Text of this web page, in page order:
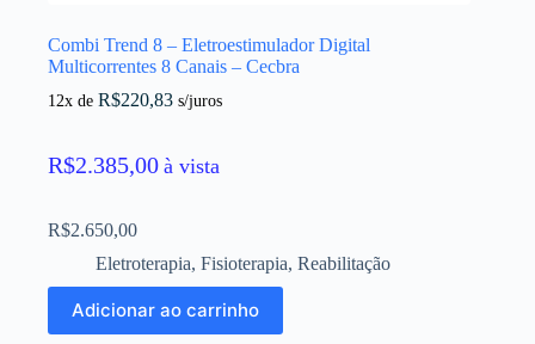
Combi Trend 8 – Eletroestimulador Digital
Multicorrentes 8 Canais – Cecbra
12x de R$220,83 s/juros
R$2.385,00 à vista
R$2.650,00
Eletroterapia, Fisioterapia, Reabilitação
Adicionar ao carrinho